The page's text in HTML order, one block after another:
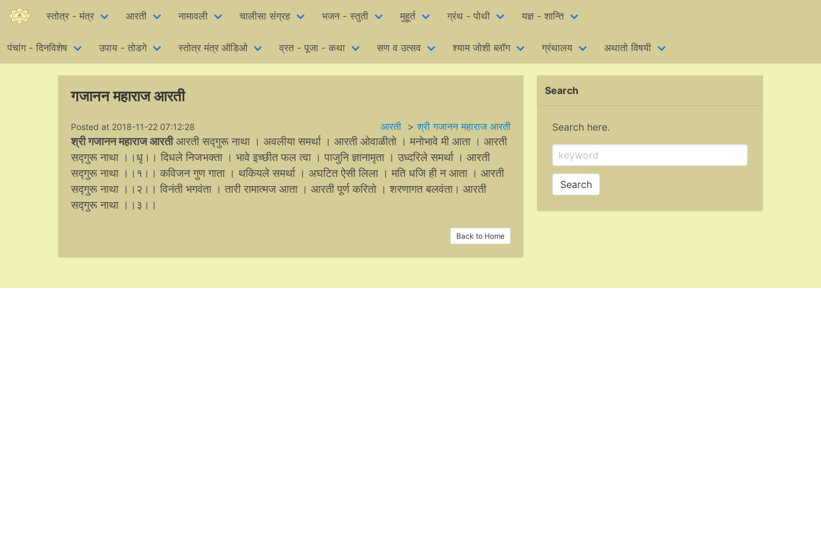
स्तोत्र - मंत्र आरती नामावली चालीसा संग्रह भजन - स्तुती मुहूर्त ग्रंथ - पोथी यज्ञ - शान्ति
पंचांग - दिनविशेष उपाय - तोडगे स्तोत्र मंत्र ऑडिओ व्रत - पूजा - कथा सण व उत्सव श्याम जोशी ब्लॉग ग्रंथालय अथातो विषयी
गजानन महाराज आरती
आरती >श्री गजानन महाराज आरती
Posted at 2018-11-22 07:12:28
श्री गजानन महाराज आरतीआरती सद्गुरू नाथा । अवलीया समर्था । आरती ओवाळीतो । मनोभावे मी आता । आरती
सद्गुरू नाथा ।।धृ।। दिधले निजभक्ता । भावे इच्छीत फल त्वा । पाजुनि ज्ञानामृता । उध्दरिले समर्था । आरती
सद्गुरू नाथा ।।१।। कविजन गुण गाता । थकियले समर्था । अघटित ऐसी लिला । मति धजि ही न आता । आरती
सद्गुरू नाथा ।।२।। विनंती भगवंता । तारी रामात्मज आता । आरती पूर्ण करितो । शरणागत बलवंता। आरती
सद्गुरू नाथा ।।३।।
Back to Home
Search
Search here.